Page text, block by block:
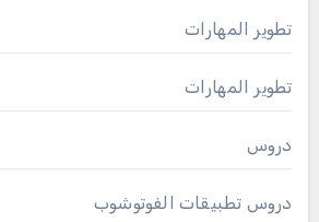
تطوير المهارات
تطوير المهارات
دروس
دروس تطبيقات الفوتوشوب